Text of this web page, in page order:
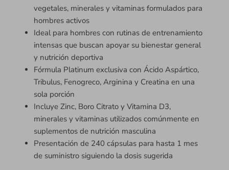
vegetales, minerales y vitaminas formulados para
hombres activos
Ideal para hombres con rutinas de entrenamiento
intensas que buscan apoyar su bienestar general
y nutrición deportiva
Fórmula Platinum exclusiva con Ácido Aspártico,
Tribulus, Fenogreco, Arginina y Creatina en una
sola porción
Incluye Zinc, Boro Citrato y Vitamina D3,
minerales y vitaminas utilizados comúnmente en
suplementos de nutrición masculina
Presentación de 240 cápsulas para hasta 1 mes
de suministro siguiendo la dosis sugerida